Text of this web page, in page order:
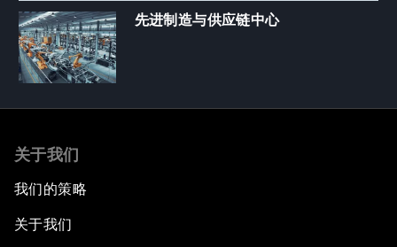
先进制造与供应链中心
关于我们
我们的策略
关于我们